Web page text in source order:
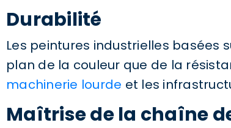
Durabilité
Les peintures industrielles basées
plan de la couleur que de la
machinerie lourde et les
Maîtrise de la chaîne